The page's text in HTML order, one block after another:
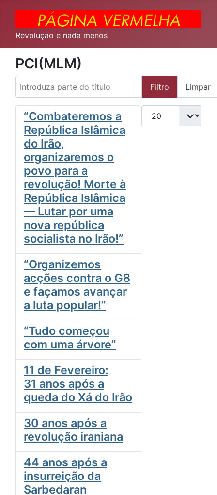
Revolução e nada menos
PCI(MLM)
Introduza parte do título
Filtro Limpar
Qtd. a exibir
“Combateremos a
República Islâmica
do Irão,
organizaremos o
povo para a
revolução! Morte à
República Islâmica
— Lutar por uma
nova república
socialista no Irão!”
“Organizemos
acções contra o G8
e façamos avançar
a luta popular!”
“Tudo começou
com uma árvore”
11 de Fevereiro:
31 anos após a
queda do Xá do Irão
30 anos após a
revolução iraniana
44 anos após a
insurreição da
Sarbedaran